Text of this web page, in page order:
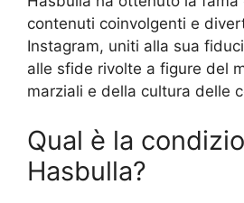
contenuti coinvolgenti e
Instagram, uniti alla sua
alle sfide rivolte a figure del
marziali e della cultura delle
Qual è la
Hasbulla?